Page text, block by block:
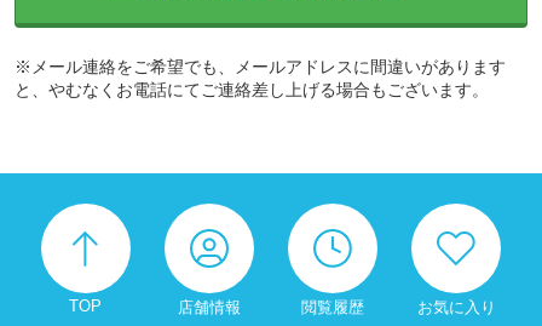
※メール連絡をご希望でも、メールアドレスに間違いがあります
と、やむなくお電話にてご連絡差し上げる場合もございます。
TOP 店舗情報 閲覧履歴 お気に入り